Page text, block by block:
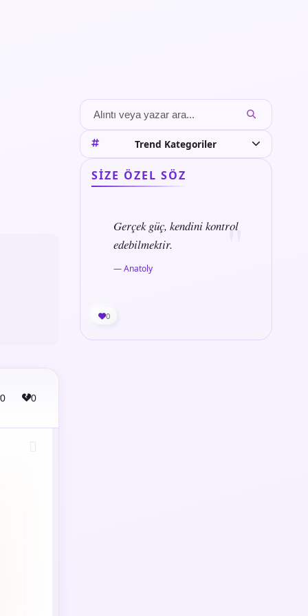
0 0
Trend Kategoriler
SIZE ÖZEL SÖZ
Gerçek güç, kendini kontrol
edebilmektir.
— Anatoly
0